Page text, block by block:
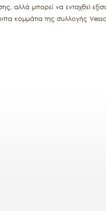
αλλά μπορεί να ενταχθεί
κομμάτια της συλλογής